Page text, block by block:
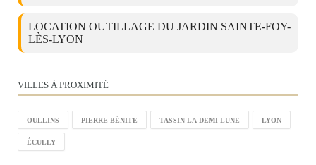
LOCATION OUTILLAGE DU JARDIN SAINTE-FOY-
LÈS-LYON
VILLES À PROXIMITÉ
OULLINS PIERRE-BÉNITE TASSIN-LA-DEMI-LUNE LYON
ÉCULLY